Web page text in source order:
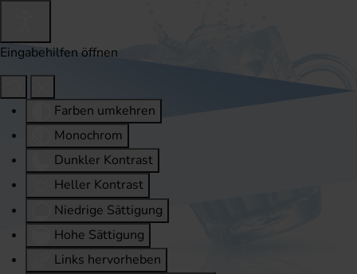
Eingabehilfen öffnen
Farben umkehren
Monochrom
Dunkler Kontrast
Heller Kontrast
Niedrige Sättigung
Hohe Sättigung
Links hervorheben